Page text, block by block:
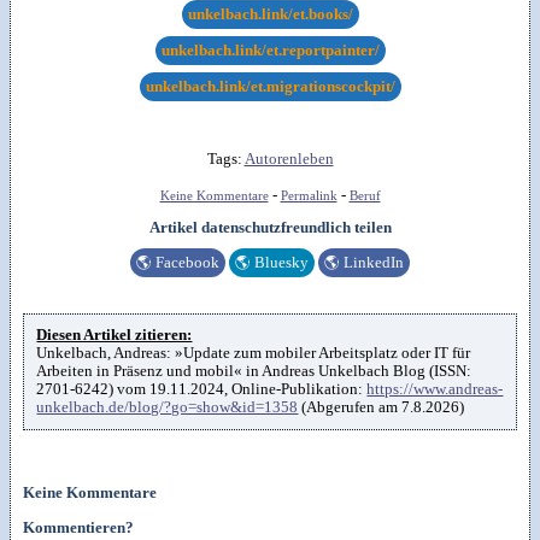
unkelbach.link/et.books/
unkelbach.link/et.reportpainter/
unkelbach.link/et.migrationscockpit/
Tags: Autorenleben
Keine Kommentare- Permalink- Beruf
Artikel datenschutzfreundlich teilen
🌎 Facebook 🌎 Bluesky 🌎 LinkedIn
Diesen Artikel zitieren:
Unkelbach, Andreas: »Update zum mobiler Arbeitsplatz oder IT für
Arbeiten in Präsenz und mobil« in Andreas Unkelbach Blog (ISSN:
2701-6242) vom 19.11.2024, Online-Publikation:https://www.andreas-
unkelbach.de/blog/?go=show&id=1358 (Abgerufen am 7.8.2026)
Keine Kommentare
Kommentieren?